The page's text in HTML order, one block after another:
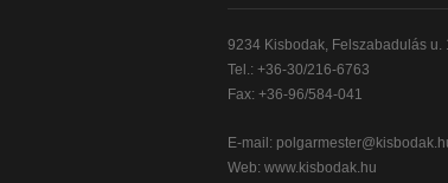
9234 Kisbodak, Felszabadulás u.
Tel.: +36-30/216-6763
Fax: +36-96/584-041
E-mail:
Web: www.kisbodak.hu